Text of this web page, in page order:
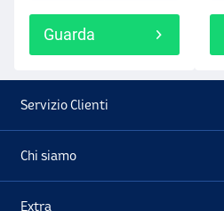
Guarda
Servizio Clienti
Chi siamo
Extra